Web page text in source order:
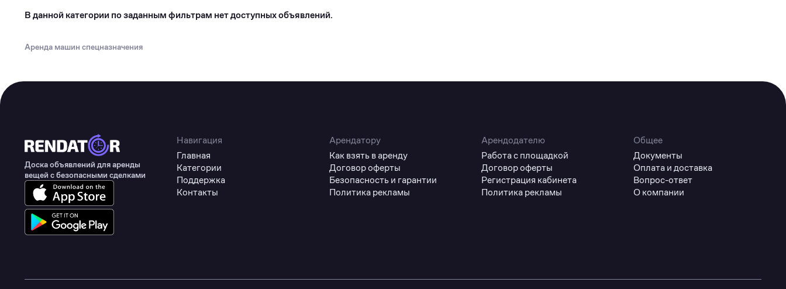
Для дома и дачи
Товары для животных
Здоровье
Цифровые товары
В данной категории по заданным фильтрам нет доступных объявлений.
Аренда машин спецназначения
Доска объявлений для аренды
вещей с безопасными сделками
Навигация
Главная
Категории
Поддержка
Контакты
Арендатору
Как взять в аренду
Договор оферты
Безопасность и гарантии
Политика рекламы
Арендодателю
Работа с площадкой
Договор оферты
Регистрация кабинета
Политика рекламы
Общее
Документы
Оплата и доставка
Вопрос-ответ
О компании